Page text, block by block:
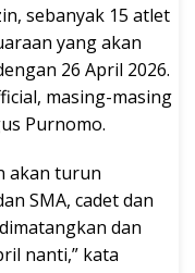
sebanyak 15 atlet
yang akan
26 April 2026.
masing-masing
Purnomo.
akan turun
SMA, cadet dan
dan
nanti,” kata